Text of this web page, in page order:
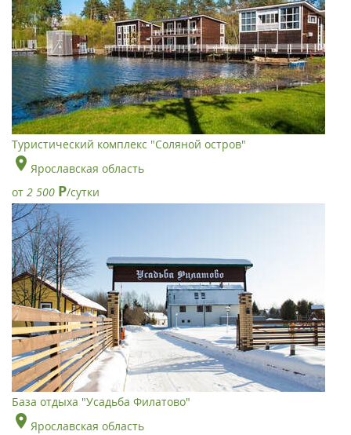
Туристический комплекс "Соляной остров"
Ярославская область
от 2 500 Р/сутки
База отдыха "Усадьба Филатово"
Ярославская область